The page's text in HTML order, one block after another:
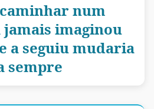
num
jamais imaginou
a seguiu mudaria
sempre